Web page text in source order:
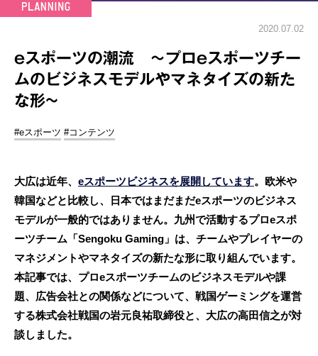
2020.07.02
eスポーツの潮流 ～プロeスポーツチー
ムのビジネスモデルやマネタイズの新た
な形~
#eスポーツ #コンテンツ
大広は近年、 eスポーツビジネスを展開しています。欧米や
韓国などと比較し、日本ではまだまだeスポーツのビジネス
モデルが一般的ではありません。九州で活動するプロeスポ
ーツチーム「Sengoku Gaming」は、チームやプレイヤーの
マネジメントやマネタイズの新たな形に取り組んでいます。
本記事では、プロeスポーツチームのビジネスモデルや課
題、広告会社との関係などについて、戦国ゲーミングを運営
する株式会社戦国の岩元良祐取締役と、大広の高田信之が対
談しました。